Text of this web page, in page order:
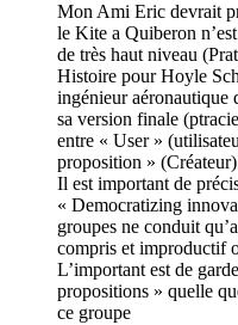
Mon Ami Eric devrait
le Kite a Quiberon
de très haut niveau
Histoire pour Hoyle
ingénieur aéronautique
sa version finale
entre « User »
proposition »
Il est important de
« Democratizing
groupes ne conduit
compris et improductif
L’important est de
propositions » quelle
ce groupe